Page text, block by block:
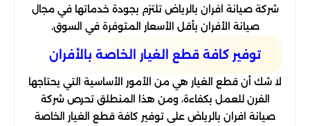
شركة صيانة افران بالرياض تلتزم بجودة خدماتها في مجال
صيانة الأفران بأقل الأسعار المتوفرة في السوق.
توفير كافة قطع الغيار الخاصة بالأفران
لا شك أن قطع الغيار هي من الأمور الأساسية التي يحتاجها
الفرن للعمل بكفاءة، ومن هذا المنطلق تحرص شركة
صيانة افران بالرياض على توفير كافة قطع الغيار الخاصة